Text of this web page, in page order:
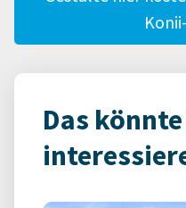
Das